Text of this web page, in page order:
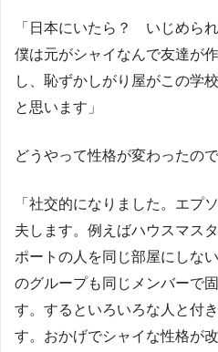
「日本にいたら？ いじめら
僕は元がシャイなんで友達が
し、恥ずかしがり屋がこの学
と思います」
どうやって性格が変わったので
「社交的になりました。エプ
夫します。例えばハウスマス
ポートの人を同じ部屋にしな
のグループも同じメンバーで
す。するといろいろな人と付
す。おかげでシャイな性格が